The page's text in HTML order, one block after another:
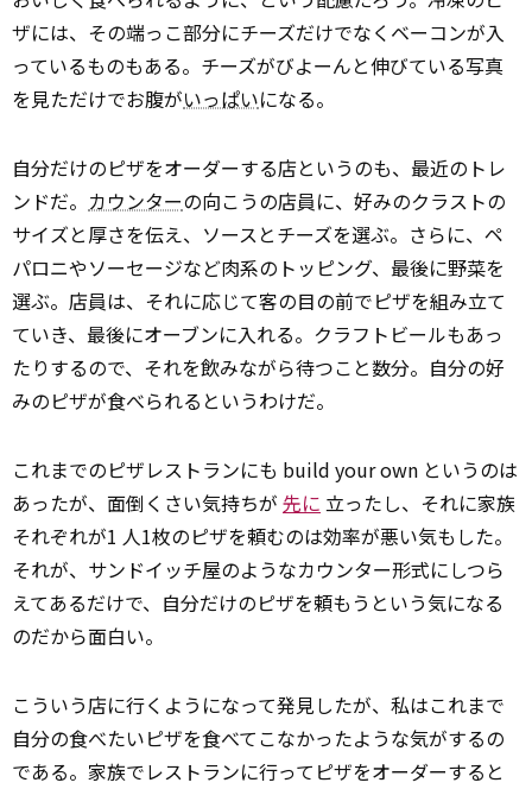
ザには、その端っこ部分にチーズだけでなくベーコンが入
っているものもある。チーズがびよーんと伸びている写真
を見ただけでお腹がいっぱいになる。
自分だけのピザをオーダーする店というのも、最近のトレ
ンドだ。 カウンターの向こうの店員に、好みのクラストの
サイズと厚さを伝え、ソースとチーズを選ぶ。さらに、ペ
パロニやソーセージなど肉系のトッピング、最後に野菜を
選ぶ。店員は、それに応じて客の目の前でピザを組み立て
ていき、最後にオーブンに入れる。クラフトビールもあっ
たりするので、それを飲みながら待つこと数分。自分の好
みのピザが食べられるというわけだ。
これまでのピザレストランにも build your own というのは
あったが、面倒くさい気持ちが 先に 立ったし、それに家族
それぞれが1 人1枚のピザを頼むのは効率が悪い気もした。
それが、サンドイッチ屋のようなカウンター形式にしつら
えてあるだけで、自分だけのピザを頼もうという気になる
のだから面白い。
こういう店に行くようになって発見したが、私はこれまで
自分の食べたいピザを食べてこなかったような気がするの
である。家族でレストランに行ってピザをオーダーすると